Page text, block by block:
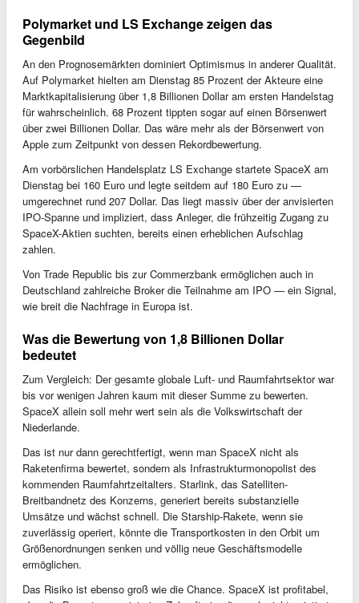
Polymarket und LS Exchange zeigen das
Gegenbild
An den Prognosemärkten dominiert Optimismus in anderer Qualität.
Auf Polymarket hielten am Dienstag 85 Prozent der Akteure eine
Marktkapitalisierung über 1,8 Billionen Dollar am ersten Handelstag
für wahrscheinlich. 68 Prozent tippten sogar auf einen Börsenwert
über zwei Billionen Dollar. Das wäre mehr als der Börsenwert von
Apple zum Zeitpunkt von dessen Rekordbewertung.
Am vorbörslichen Handelsplatz LS Exchange startete SpaceX am
Dienstag bei 160 Euro und legte seitdem auf 180 Euro zu —
umgerechnet rund 207 Dollar. Das liegt massiv über der anvisierten
IPO-Spanne und impliziert, dass Anleger, die frühzeitig Zugang zu
SpaceX-Aktien suchten, bereits einen erheblichen Aufschlag
zahlen.
Von Trade Republic bis zur Commerzbank ermöglichen auch in
Deutschland zahlreiche Broker die Teilnahme am IPO — ein Signal,
wie breit die Nachfrage in Europa ist.
Was die Bewertung von 1,8 Billionen Dollar
bedeutet
Zum Vergleich: Der gesamte globale Luft- und Raumfahrtsektor war
bis vor wenigen Jahren kaum mit dieser Summe zu bewerten.
SpaceX allein soll mehr wert sein als die Volkswirtschaft der
Niederlande.
Das ist nur dann gerechtfertigt, wenn man SpaceX nicht als
Raketenfirma bewertet, sondern als Infrastrukturmonopolist des
kommenden Raumfahrtzeitalters. Starlink, das Satelliten-
Breitbandnetz des Konzerns, generiert bereits substanzielle
Umsätze und wächst schnell. Die Starship-Rakete, wenn sie
zuverlässig operiert, könnte die Transportkosten in den Orbit um
Größenordnungen senken und völlig neue Geschäftsmodelle
ermöglichen.
Das Risiko ist ebenso groß wie die Chance. SpaceX ist profitabel,